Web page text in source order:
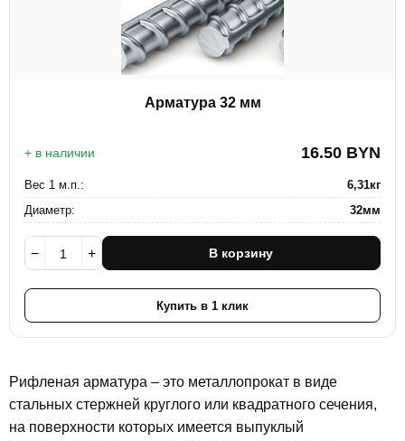
Арматура 32 мм
+ в наличии 16.50 BYN
Вес 1 м.п.:
6,31кг
Диаметр:
32мм
− + В корзину
Купить в 1 клик
Рифленая арматура – это металлопрокат в виде
стальных стержней круглого или квадратного сечения,
на поверхности которых имеется выпуклый